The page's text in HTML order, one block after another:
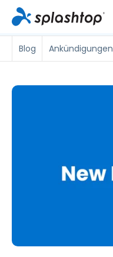
Blog Ankündigungen